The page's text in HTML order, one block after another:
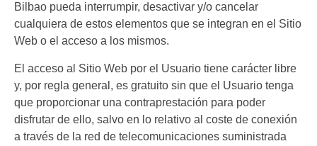
Bilbao pueda interrumpir, desactivar y/o cancelar
cualquiera de estos elementos que se integran en el Sitio
Web o el acceso a los mismos.
El acceso al Sitio Web por el Usuario tiene carácter libre
y, por regla general, es gratuito sin que el Usuario tenga
que proporcionar una contraprestación para poder
disfrutar de ello, salvo en lo relativo al coste de conexión
a través de la red de telecomunicaciones suministrada